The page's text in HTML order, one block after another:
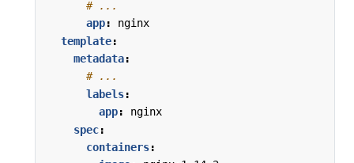
# ...
app:
nginx
template:
metadata:
# ...
labels:
app:
nginx
spec:
containers: